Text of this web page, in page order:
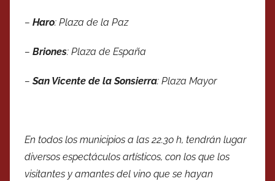
– Haro: Plaza de la Paz
– Briones: Plaza de España
–San Vicente de la Sonsierra: Plaza Mayor
En todos los municipios a las 22.30 h, tendrán lugar
diversos espectáculos artísticos, con los que los
visitantes y amantes del vino que se hayan